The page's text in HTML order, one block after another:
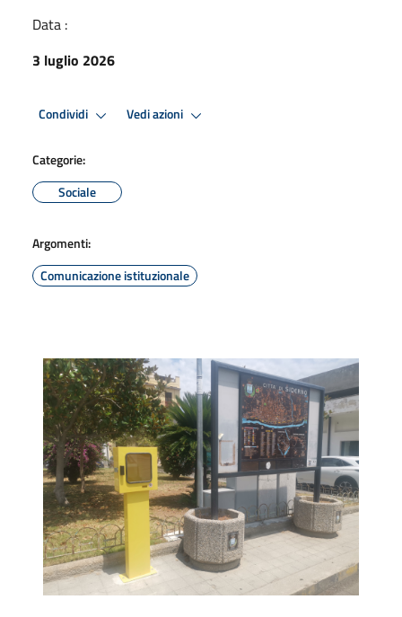
Data :
3 luglio 2026
Condividi Vedi azioni
Categorie:
Sociale
Argomenti:
Comunicazione istituzionale